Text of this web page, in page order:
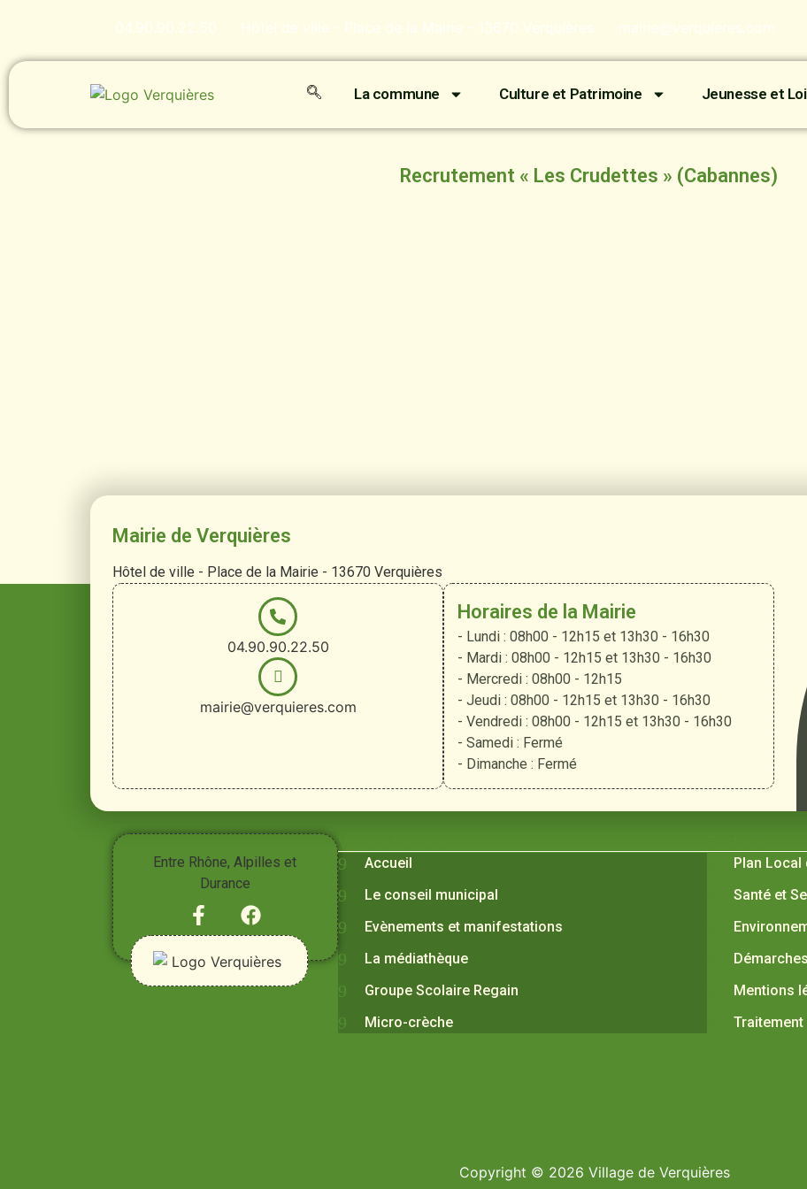
04.90.90.22.50 Hôtel de ville - Place de la Mairie - 13670 Verquières mairie@verquieres.com
La commune Culture et Patrimoine Jeunesse et
Recrutement « Les Crudettes » (Cabannes)
Mairie de Verquières
Hôtel de ville - Place de la Mairie - 13670 Verquières
04.90.90.22.50
mairie@verquieres.com
Horaires de la Mairie
- Lundi : 08h00 - 12h15 et 13h30 - 16h30
- Mardi : 08h00 - 12h15 et 13h30 - 16h30
- Mercredi : 08h00 - 12h15
- Jeudi : 08h00 - 12h15 et 13h30 - 16h30
- Vendredi : 08h00 - 12h15 et 13h30 - 16h30
- Samedi : Fermé
- Dimanche : Fermé
Entre Rhône, Alpilles et
Durance
Vivre à Verquières
Accueil
Le conseil municipal
Evènements et manifestations
La médiathèque
Groupe Scolaire Regain
Micro-crèche
Plan Local
Santé et
Mentions
Traitement
Copyright © 2026 Village de Verquières